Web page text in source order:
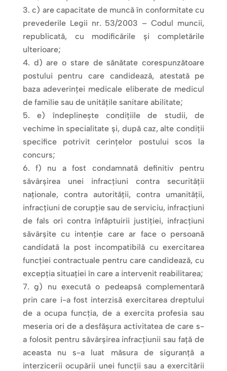
c) are capacitate de muncă în conformitate cu
prevederile Legii nr. 53/2003 – Codul muncii,
republicată, cu modificările şi completările
ulterioare;
d) are o stare de sănătate corespunzătoare
postului pentru care candidează, atestată pe
baza adeverinţei medicale eliberate de medicul
de familie sau de unităţile sanitare abilitate;
e) îndeplineşte condiţiile de studii, de
vechime în specialitate şi, după caz, alte condiţii
specifice potrivit cerinţelor postului scos la
concurs;
f) nu a fost condamnată definitiv pentru
săvârşirea unei infracţiuni contra securităţii
naţionale, contra autorităţii, contra umanităţii,
infracţiuni de corupţie sau de serviciu, infracţiuni
de fals ori contra înfăptuirii justiţiei, infracţiuni
săvârşite cu intenţie care ar face o persoană
candidată la post incompatibilă cu exercitarea
funcţiei contractuale pentru care candidează, cu
excepţia situaţiei în care a intervenit reabilitarea;
g) nu execută o pedeapsă complementară
prin care i-a fost interzisă exercitarea dreptului
de a ocupa funcţia, de a exercita profesia sau
meseria ori de a desfăşura activitatea de care s-
a folosit pentru săvârşirea infracţiunii sau faţă de
aceasta nu s-a luat măsura de siguranţă a
interzicerii ocupării unei funcţii sau a exercitării